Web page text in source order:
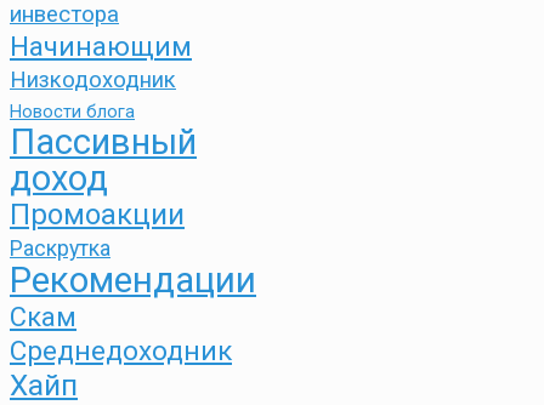
инвестора
Начинающим
Низкодоходник
Новости блога
Пассивный
доход
Промоакции
Раскрутка
Рекомендации
Скам
Среднедоходник
Хайп